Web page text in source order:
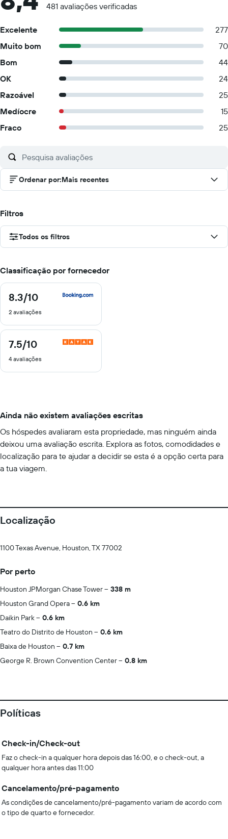
481 avaliações verificadas
Excelente
277
Muito bom
70
Bom
44
OK
24
Razoável
25
Medíocre
15
Fraco
25
Ordenar por:Mais recentes
Filtros
Todos os filtros
Classificação por fornecedor
8.3/10
8.3
10
2 avaliações
7.5/10
7.5
10
4 avaliações
Ainda não existem avaliações escritas
Os hóspedes avaliaram esta propriedade, mas ninguém ainda
deixou uma avaliação escrita. Explora as fotos, comodidades e
localização para te ajudar a decidir se esta é a opção certa para
a tua viagem.
Localização
1100 Texas Avenue, Houston, TX 77002
Por perto
Houston JPMorgan Chase Tower
338 m
Houston Grand Opera
0.6 km
Daikin Park
0.6 km
Teatro do Distrito de Houston
0.6 km
Baixa de Houston
0.7 km
George R. Brown Convention Center
0.8 km
Políticas
Check-in/Check-out
Faz o check-in a qualquer hora depois das 16:00, e o check-out, a
qualquer hora antes das 11:00
Cancelamento/pré-pagamento
As condições de cancelamento/pré-pagamento variam de acordo com
o tipo de quarto e fornecedor.